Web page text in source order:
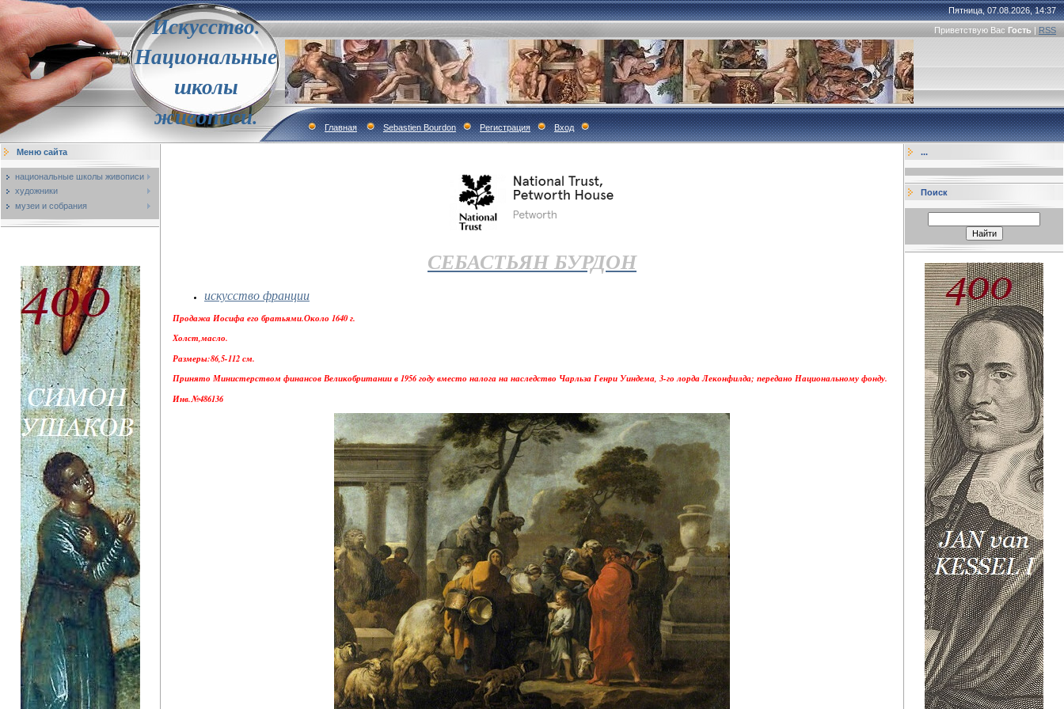
Искусство.
Национальные
школы
живописи.
Пятница, 07.08.2026, 14:37
Приветствую Вас Гость | RSS
Главная Sebastien Bourdon Регистрация Вход
Меню сайта
национальные школы живописи
художники
музеи и собрания
СЕБАСТЬЯН БУРДОН
искусство франции
Продажа Иосифа его братьями.Около 1640 г.
Холст,масло.
Размеры:86,5-112 см.
Принято Министерством финансов Великобритании в 1956 году вместо налога на наследство Чарльза Генри Уиндема, 3-го лорда Леконфилда; передано Национальному фонду.
Инв.№486136
...
Поиск